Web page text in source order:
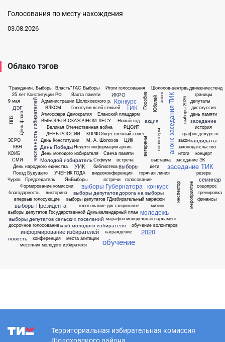
Голосования по месту нахождения
03.08.2026
Облако тэгов
"Гражданин. Выборы. Власть"
25 лет Конституции РФ
9 мая
численность избирателей Администрации Шолоховского р.
Атмосфера
ВЛКСМ
ВЫБОРЫ В СКАЗОЧНОМ ЛЕСУ
Вахта памяти
Великая Отечественная война
ГАС Выборы
Голосуем всей семьей
ДЕНЬ РОССИИ
ДЭГ
Демократия
День Конституции
День Победы
День молодого избирателя
День народного единства
День флага Еланский плацдарм
ЗСРО
ИКРО
Итоги голосования
КВН
КОИБ
КПРФ
Конкурс
М. А. Шолохов
Молодой избиратель
Неделя информации
Новый год
Общественный совет
ППЗ
Поезд Будущего
Пособие
Председатель
РЦОИТ
СМИ
Свеча памяти
Софиум
ТИК
УИК
УЧЕНИК ГОДА
Формирование комиссии
ЦИК
Чуров
Шолохов-центр
Юбилей
ЯиВыборы
акция
анонс анонс заседания ТИК
архив
библиотека
благодарность
ветераны
видеоконференция
викторина
волонтеры
впервые голосующие
встреча
встречи
выборы
выборы 2026
выборы Губернатора
выборы Президента
выборы депутатов
выборы депутатов ГД
выборы депутатов Государственной Думы
выборы депутатов сельских поселений
выдвижение
выставка
голосование
голосование дистанционное
горячая линия
границы
график дежурств
день памяти
депутаты
дети
дисскуссия
дорога на выборы
досрочное голосование
закон
законодательство
заседание
заседание ТИК
заседание ЭК
избирательный марафон инспектор
информирование избирателей
история
итоги
календарный план
кандидаты
клуб молодого избирателя
конкурс
конференция
концерт
марафон
мероприятие
места агитации
месячник молодого избирателя
митинг
молодежный парламент
молодежь
награждение
новость обучение
обучение волонтеров
резерв
семинар
соцопрос
стенд
тренировка
финансы
2020
Территориальная избирательная комиссия